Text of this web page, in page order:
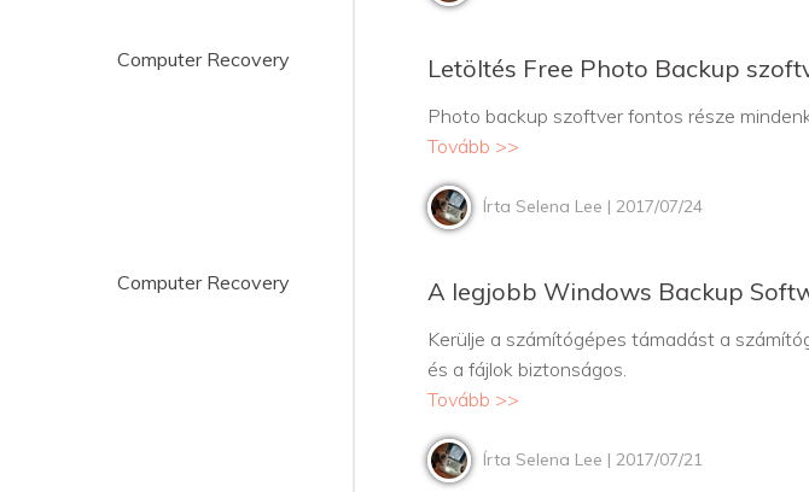
Computer Recovery Letöltés Free Photo Backup
Photo backup szoftver fontos része
Tovább >>
Írta Selena Lee | 2017/07/24
Computer Recovery A legjobb Windows Backup
Kerülje a számítógépes támadást a
és a fájlok biztonságos.
Tovább >>
Írta Selena Lee | 2017/07/21